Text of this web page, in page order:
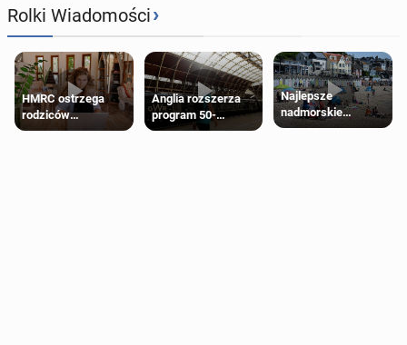
Rolki Wiadomości›
HMRC ostrzega
rodziców
pobierających Child
Anglia rozszerza
program 50-
procentowych
Najlepsze
nadmorskie
miasteczko blisko